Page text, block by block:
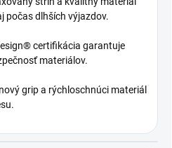
počas dlhších výjazdov.
certifikácia garantuje
materiálov.
grip a rýchloschnúci materiál